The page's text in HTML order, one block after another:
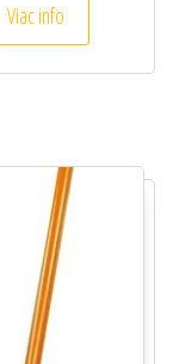
Viac info